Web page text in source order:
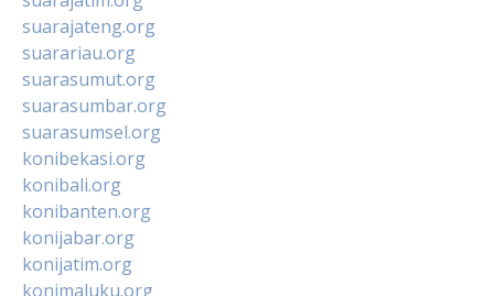
suarajateng.org
suarariau.org
suarasumut.org
suarasumbar.org
suarasumsel.org
konibekasi.org
konibali.org
konibanten.org
konijabar.org
konijatim.org
konimaluku.org